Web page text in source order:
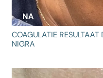
NA
COAGULATIE RESULTAAT
NIGRA